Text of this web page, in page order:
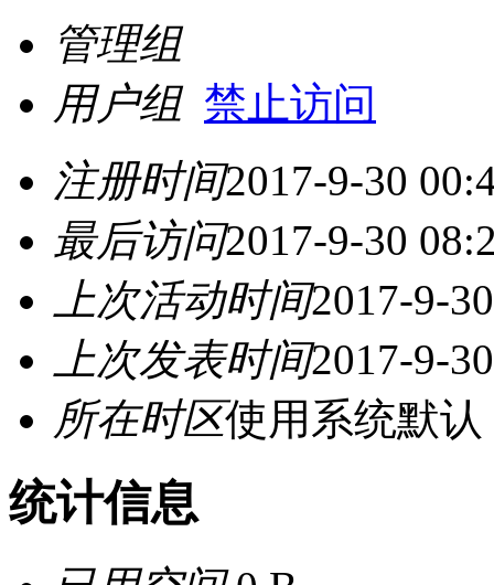
管理组
用户组 禁止访问
注册时间2017-9-30
最后访问2017-9-30
上次活动时间2017-9-
上次发表时间2017-9-
所在时区使用系统默认
统计信息